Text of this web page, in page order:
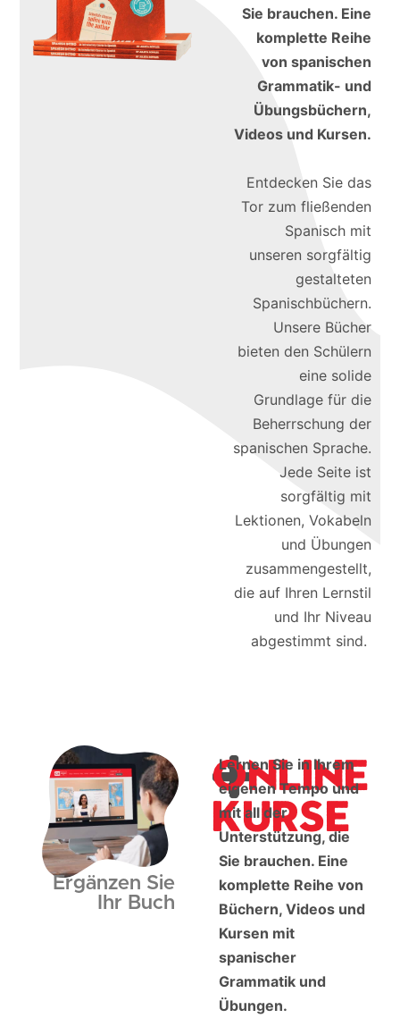
Sie brauchen. Eine
komplette Reihe
von spanischen
Grammatik- und
Übungsbüchern,
Videos und Kursen.
Entdecken Sie das
Tor zum fließenden
Spanisch mit
unseren sorgfältig
gestalteten
Spanischbüchern.
Unsere Bücher
bieten den Schülern
eine solide
Grundlage für die
Beherrschung der
spanischen Sprache.
Jede Seite ist
sorgfältig mit
Lektionen, Vokabeln
und Übungen
zusammengestellt,
die auf Ihren Lernstil
und Ihr Niveau
abgestimmt sind.
Ergänzen Sie
Ihr Buch
Online
Kurse
Lernen Sie in Ihrem
eigenen Tempo und
mit all der
Unterstützung, die
Sie brauchen. Eine
komplette Reihe von
Büchern, Videos und
Kursen mit
spanischer
Grammatik und
Übungen.